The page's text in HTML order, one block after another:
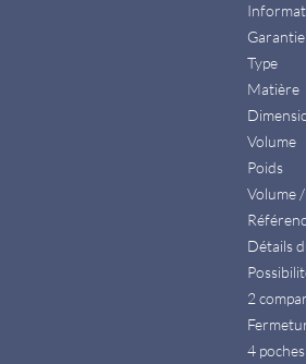
Garantie
Type
Matière
Volume
Poids
Volume
Détails
2
4